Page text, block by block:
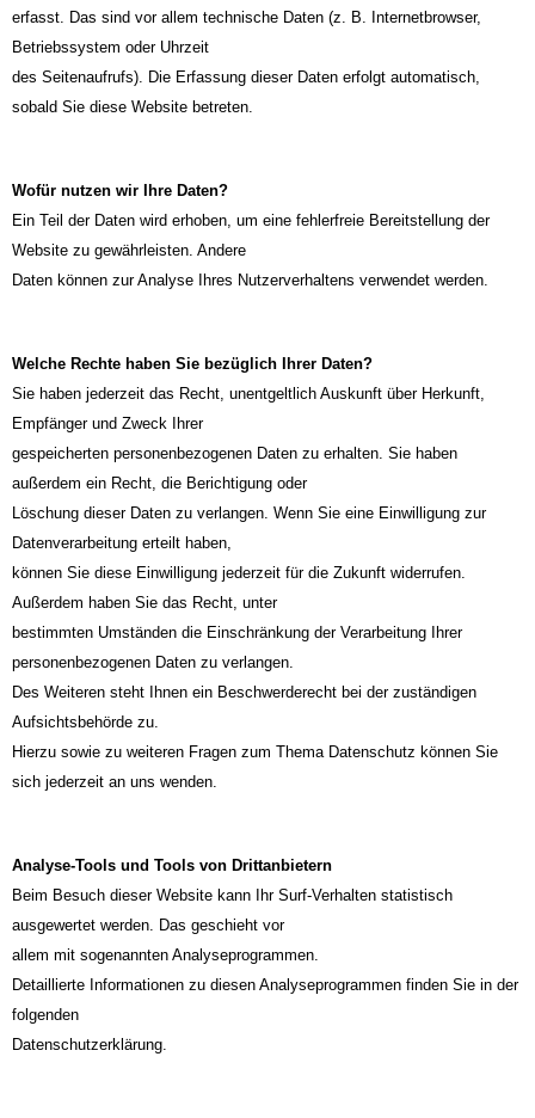
erfasst. Das sind vor allem technische Daten (z. B. Internetbrowser,
Betriebssystem oder Uhrzeit
des Seitenaufrufs). Die Erfassung dieser Daten erfolgt automatisch,
sobald Sie diese Website betreten.
Wofür nutzen wir Ihre Daten?
Ein Teil der Daten wird erhoben, um eine fehlerfreie Bereitstellung der
Website zu gewährleisten. Andere
Daten können zur Analyse Ihres Nutzerverhaltens verwendet werden.
Welche Rechte haben Sie bezüglich Ihrer Daten?
Sie haben jederzeit das Recht, unentgeltlich Auskunft über Herkunft,
Empfänger und Zweck Ihrer
gespeicherten personenbezogenen Daten zu erhalten. Sie haben
außerdem ein Recht, die Berichtigung oder
Löschung dieser Daten zu verlangen. Wenn Sie eine Einwilligung zur
Datenverarbeitung erteilt haben,
können Sie diese Einwilligung jederzeit für die Zukunft widerrufen.
Außerdem haben Sie das Recht, unter
bestimmten Umständen die Einschränkung der Verarbeitung Ihrer
personenbezogenen Daten zu verlangen.
Des Weiteren steht Ihnen ein Beschwerderecht bei der zuständigen
Aufsichtsbehörde zu.
Hierzu sowie zu weiteren Fragen zum Thema Datenschutz können Sie
sich jederzeit an uns wenden.
Analyse-Tools und Tools von Drittanbietern
Beim Besuch dieser Website kann Ihr Surf-Verhalten statistisch
ausgewertet werden. Das geschieht vor
allem mit sogenannten Analyseprogrammen.
Detaillierte Informationen zu diesen Analyseprogrammen finden Sie in der
folgenden
Datenschutzerklärung.